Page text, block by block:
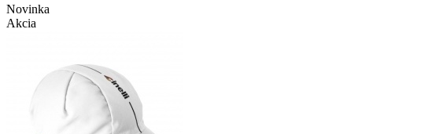
Novinka
Akcia